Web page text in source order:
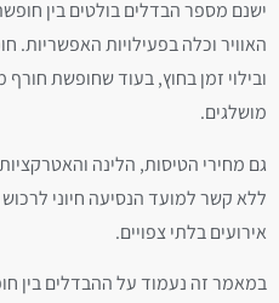
ישנם מספר הבדלים בולטים בין
האוויר וכלה בפעילויות האפשריות.
ובילוי זמן בחוץ, בעוד שחופשת
מושלגים.
גם מחירי הטיסות, הלינה
ללא קשר למועד הנסיעה חיוני
אירועים בלתי צפויים.
במאמר זה נעמוד על ההבדלים בין